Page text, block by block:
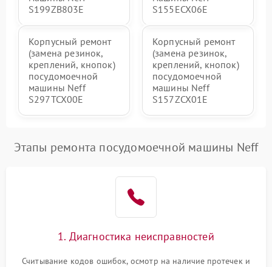
S199ZB803E
S155ECX06E
Корпусный ремонт
(замена резинок,
креплений, кнопок)
посудомоечной
машины Neff
S297TCX00E
Корпусный ремонт
(замена резинок,
креплений, кнопок)
посудомоечной
машины Neff
S157ZCX01E
Этапы ремонта посудомоечной машины Neff
1. Диагностика неисправностей
Считывание кодов ошибок, осмотр на наличие протечек и